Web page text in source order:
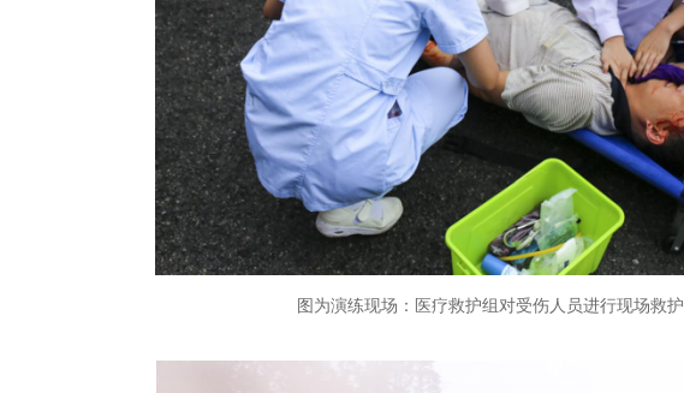
图为演练现场：医疗救护组对受伤人员进行现场救护